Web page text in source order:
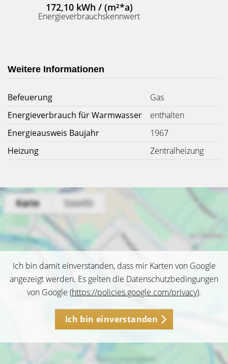
172,10 kWh / (m²*a)
Energieverbrauchskennwert
Weitere Informationen
Befeuerung
Gas
Energieverbrauch für Warmwasser
enthalten
Energieausweis Baujahr
1967
Heizung
Zentralheizung
Ich bin damit einverstanden, dass mir Karten von Google
angezeigt werden. Es gelten die Datenschutzbedingungen
von Google (https://policies.google.com/privacy).
Ich bin einverstanden